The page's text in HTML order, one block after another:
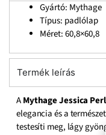
Gyártó: Mythage
Típus: padlólap
Méret: 60,8×60,8
Termék leírás
AMythage Jessica
elegancia és a
testesíti meg, lágy